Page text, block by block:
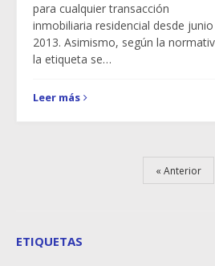
para cualquier transacción
inmobiliaria residencial desde
2013. Asimismo, según la
la etiqueta se…
Leer más
Anterior
ETIQUETAS